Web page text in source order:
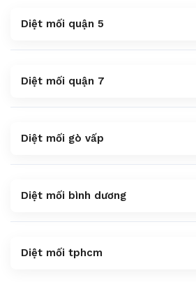
Diệt mối quận 5
Diệt mối quận 7
Diệt mối gò vấp
Diệt mối bình dương
Diệt mối tphcm